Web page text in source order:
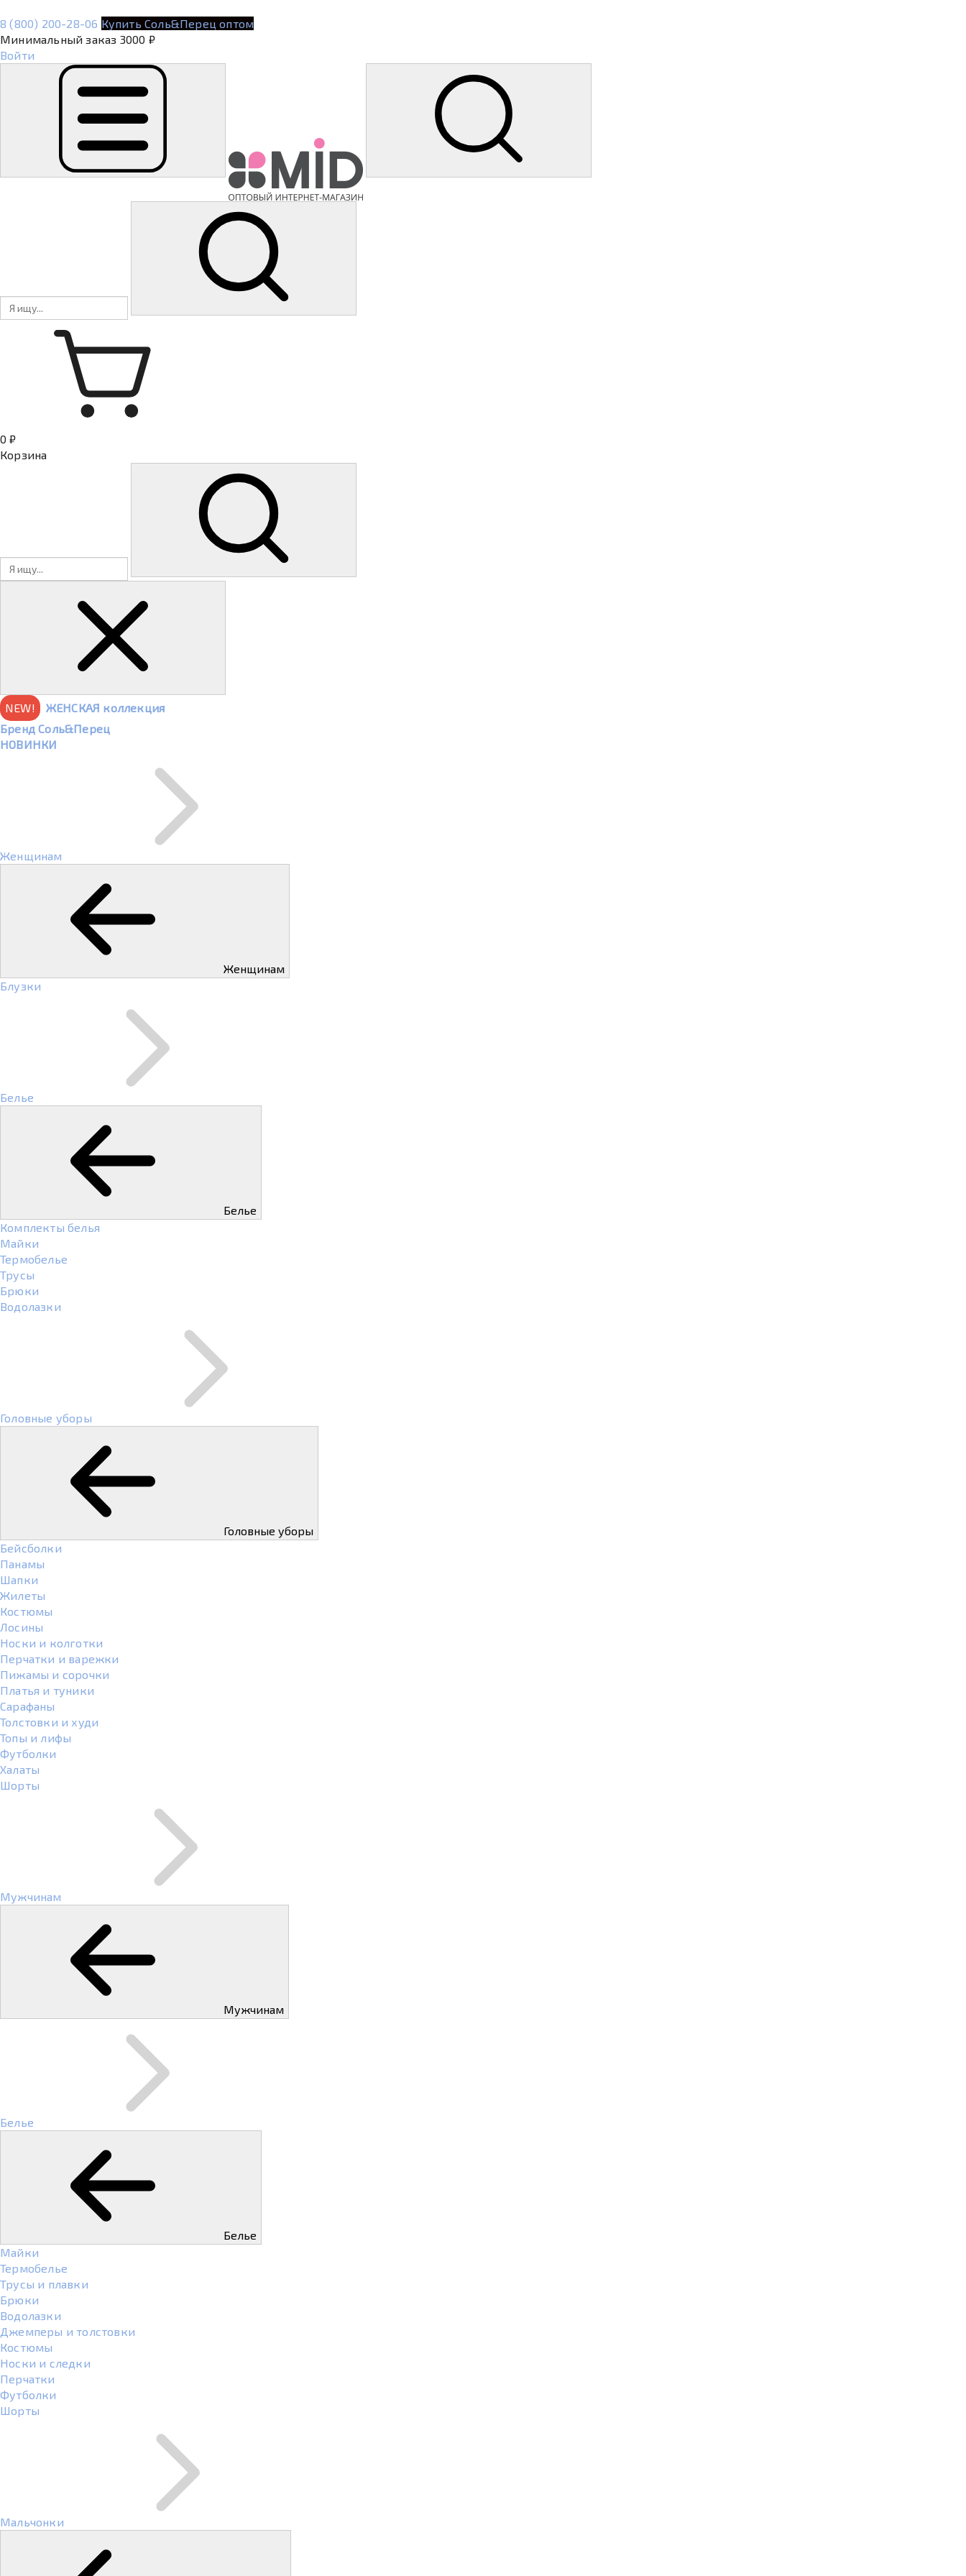
8 (800) 200-28-06 Купить Соль&Перец оптом
Минимальный заказ 3000 ₽
Войти
0 ₽
Корзина
NEW!
ЖЕНСКАЯ коллекция
Бренд Соль&Перец
НОВИНКИ
Женщинам
Женщинам
Блузки
Белье
Белье
Комплекты белья
Майки
Термобелье
Трусы
Брюки
Водолазки
Головные уборы
Головные уборы
Бейсболки
Панамы
Шапки
Жилеты
Костюмы
Лосины
Носки и колготки
Перчатки и варежки
Пижамы и сорочки
Платья и туники
Сарафаны
Толстовки и худи
Топы и лифы
Футболки
Халаты
Шорты
Мужчинам
Мужчинам
Белье
Белье
Майки
Термобелье
Трусы и плавки
Брюки
Водолазки
Джемперы и толстовки
Костюмы
Носки и следки
Перчатки
Футболки
Шорты
Мальчонки